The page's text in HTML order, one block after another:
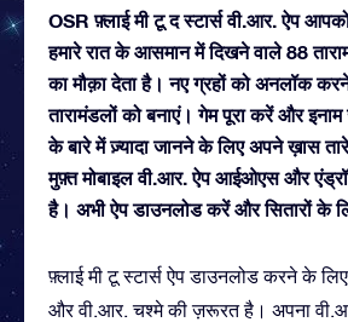
OSR फ़्लाई मी टू द स्टार्स वी.आर. ऐप
हमारे रात के आसमान में दिखने वाले 88
का मौक़ा देता है। नए ग्रहों को अनलॉक
तारामंडलों को बनाएं। गेम पूरा करें और इनाम
के बारे में ज़्यादा जानने के लिए अपने ख़ास
मुफ़्त मोबाइल वी.आर. ऐप आईओएस और
है। अभी ऐप डाउनलोड करें और सितारों के
फ़्लाई मी टू स्टार्स ऐप डाउनलोड करने के
और वी.आर. चश्मे की ज़रूरत है। अपना